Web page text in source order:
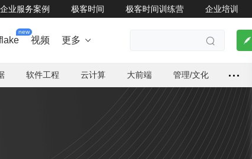
企业服务案例 极客时间 极客时间训练营 企业培训
new
视频 更多   
软件工程 云计算 大前端 管理/文化